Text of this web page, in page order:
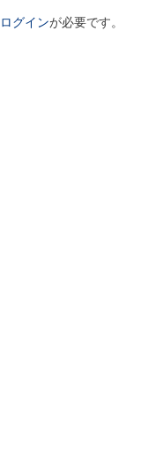
ログインが必要です。